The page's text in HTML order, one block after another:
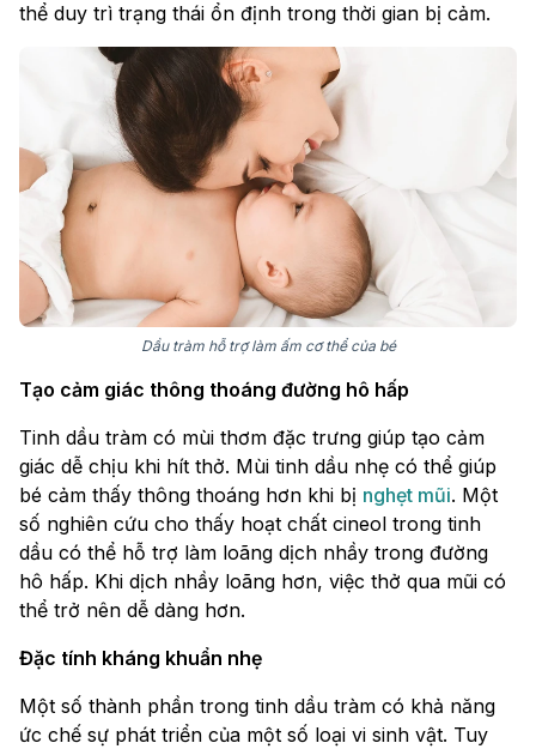
thể duy trì trạng thái ổn định trong thời gian bị cảm.
Dầu tràm hỗ trợ làm ấm cơ thể của bé
Tạo cảm giác thông thoáng đường hô hấp
Tinh dầu tràm có mùi thơm đặc trưng giúp tạo cảm
giác dễ chịu khi hít thở. Mùi tinh dầu nhẹ có thể giúp
bé cảm thấy thông thoáng hơn khi bị nghẹt mũi. Một
số nghiên cứu cho thấy hoạt chất cineol trong tinh
dầu có thể hỗ trợ làm loãng dịch nhầy trong đường
hô hấp. Khi dịch nhầy loãng hơn, việc thở qua mũi có
thể trở nên dễ dàng hơn.
Đặc tính kháng khuẩn nhẹ
Một số thành phần trong tinh dầu tràm có khả năng
ức chế sự phát triển của một số loại vi sinh vật. Tuy